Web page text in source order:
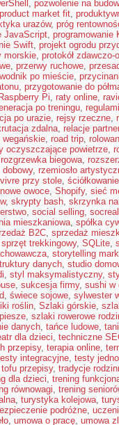
, pozwolenie na
product market fit,
urazów, próg
JavaScript, programowanie
Swift, projekt ogrodu
morskie, protokół zdawczo-
, przerwy ruchowe,
po mieście,
, przygotowanie do
Raspberry Pi, raty online,
po treningu,
po urazie, rejsy rzeczne,
zdalna, relacje
wegańskie, road trip,
oczyszczające powietrze,
rozgrzewka biegowa,
, rzemiosło
przy stole, ściółkowanie
owoce, Shopify, sieć
, skrypty bash, skrzynka
, social selling,
mieszkaniowa, spółka
B2C, sprzedaż
sprzęt trekkingowy, SQLite,
, storytelling
danych, studio
, styl maksymalistyczny,
, sukcesja firmy, sushi w
, świece sojowe, sylwester
roślin, Szlaki górskie,
, szlaki rowerowe
danych, tańce ludowe,
dla dzieci, techniczne
przepisy, terapia online,
integracyjne, testy
tofu przepisy, tradycje
dla dzieci, trening
równowagi, trening
, turystyka kolejowa,
podróżne,
, umowa o pracę, umowa